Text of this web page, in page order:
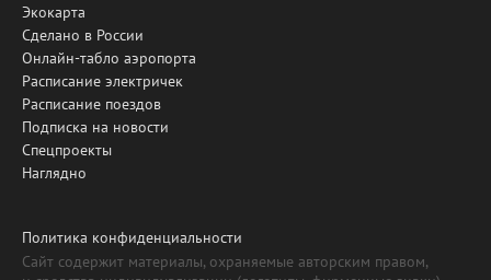
Экокарта
Сделано в России
Онлайн-табло аэропорта
Расписание электричек
Расписание поездов
Подписка на новости
Спецпроекты
Наглядно
Политика конфиденциальности
Сайт содержит материалы, охраняемые авторским правом,